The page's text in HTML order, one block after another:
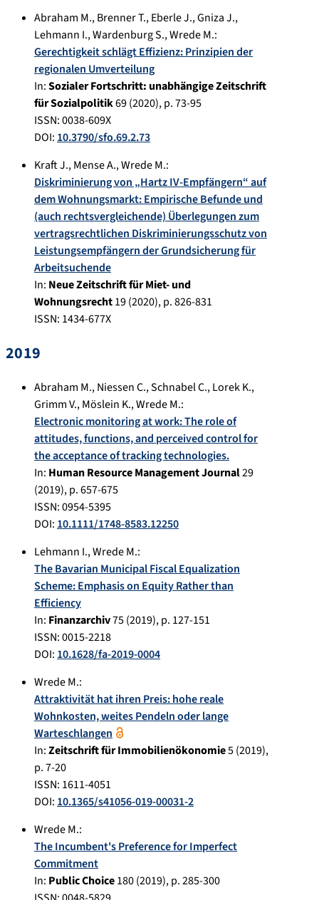
Abraham M.,Brenner T.,Eberle J.,Gniza J.,
Lehmann I.,Wardenburg S.,Wrede M.:
Gerechtigkeit schlägt Effizienz: Prinzipien der
regionalen Umverteilung
In:Sozialer Fortschritt: unabhängige Zeitschrift
für Sozialpolitik69(2020), p.73-95
ISSN: 0038-609X
DOI: 10.3790/sfo.69.2.73
Kraft J.,Mense A.,Wrede M.:
Diskriminierung von „Hartz IV-Empfängern“ auf
dem Wohnungsmarkt: Empirische Befunde und
(auch rechtsvergleichende) Überlegungen zum
vertragsrechtlichen Diskriminierungsschutz von
Leistungsempfängern der Grundsicherung für
Arbeitsuchende
In: Neue Zeitschrift für Miet- und
Wohnungsrecht19(2020), p.826-831
ISSN: 1434-677X
2019
Abraham M.,Niessen C.,Schnabel C.,Lorek K.,
Grimm V.,Möslein K.,Wrede M.:
Electronic monitoring at work: The role of
attitudes, functions, and perceived control for
the acceptance of tracking technologies.
In: Human Resource Management Journal29
(2019), p.657-675
ISSN: 0954-5395
DOI: 10.1111/1748-8583.12250
Lehmann I.,Wrede M.:
The Bavarian Municipal Fiscal Equalization
Scheme: Emphasis on Equity Rather than
Efficiency
In: Finanzarchiv75(2019), p. 127-151
ISSN: 0015-2218
DOI: 10.1628/fa-2019-0004
Wrede M.:
Attraktivität hat ihren Preis: hohe reale
Wohnkosten, weites Pendeln oder lange
Warteschlangen
In:Zeitschrift für Immobilienökonomie5(2019),
p.7-20
ISSN: 1611-4051
DOI: 10.1365/s41056-019-00031-2
Wrede M.:
The Incumbent's Preference for Imperfect
Commitment
In: Public Choice180(2019), p.285-300